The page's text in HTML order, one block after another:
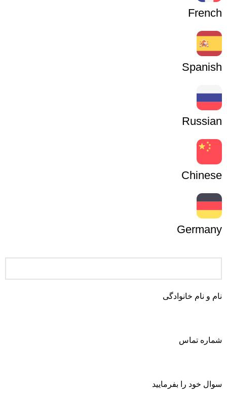
French
Spanish
Russian
Chinese
Germany
نام و نام خانوادگی
شماره تماس
سوال خود را بفرمایید